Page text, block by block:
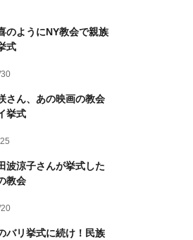
のようにNY教会で親族
式
さん、あの映画の教会
挙式
波涼子さんが挙式した
教会
バリ挙式に続け！民族